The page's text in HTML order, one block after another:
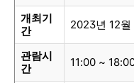
개최기
간
2023년 12
관람시
간
11:00 ~